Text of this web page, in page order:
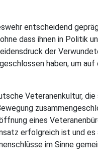
entscheidend
dass ihnen in
der
haben, um
Veteranenkultur,
eines
erfolgreich ist und
im Sinne